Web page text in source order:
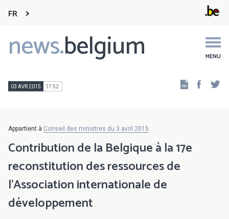
FR
news.belgium MENU
Main
navigation
03 AVR 2015 17:52
Appartient à Conseil des ministres du 3 avril 2015
Contribution de la Belgique à la 17e
reconstitution des ressources de
l’Association internationale de
développement